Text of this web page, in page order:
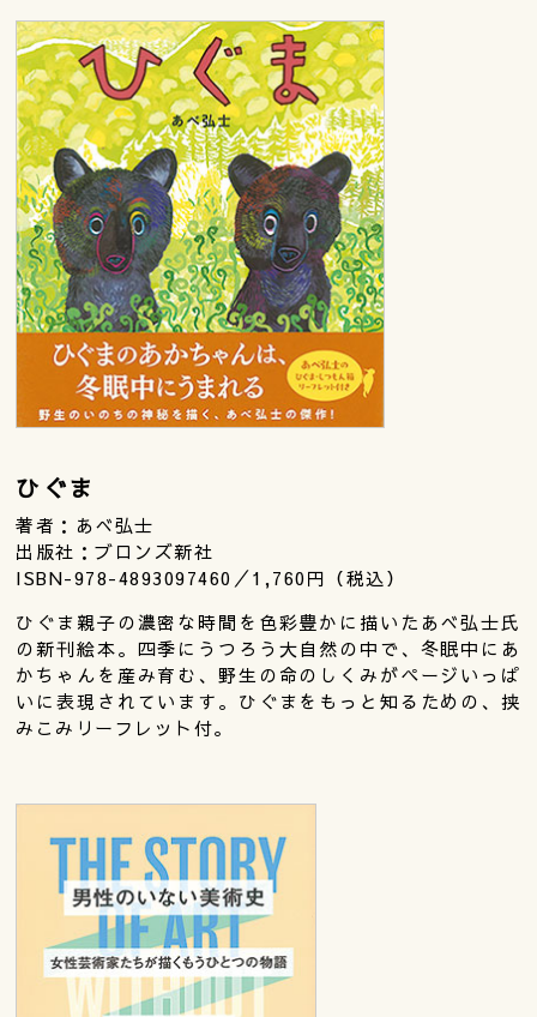
ひぐま
著者：あべ弘士
出版社：ブロンズ新社
ISBN-978-4893097460／1,760円（税込）
ひぐま親子の濃密な時間を色彩豊かに描いたあべ弘士氏
の新刊絵本。四季にうつろう大自然の中で、冬眠中にあ
かちゃんを産み育む、野生の命のしくみがページいっぱ
いに表現されています。ひぐまをもっと知るための、挟
みこみリーフレット付。